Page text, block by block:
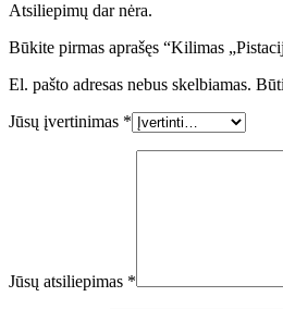
Atsiliepimų dar nėra.
Būkite pirmas aprašęs “Kilimas
El. pašto adresas nebus skelbiamas.
Jūsų įvertinimas *
Jūsų atsiliepimas *